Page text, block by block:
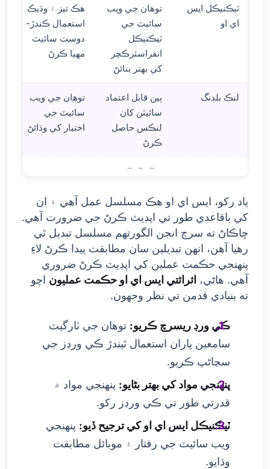
ٽيڪنيڪل ايس
اي او
توهان جي ويب
سائيٽ جي
ٽيڪنيڪل
انفراسٽرڪچر
کي بهتر بنائڻ
هڪ تيز ۽ وڌيڪ
استعمال ڪندڙ-
دوست سائيٽ
مهيا ڪرڻ
لنڪ بلڊنگ
ٻين قابل اعتماد
سائيٽن کان
لنڪس حاصل
ڪرڻ
توهان جي ويب
سائيٽ جي
اختيار کي وڌائڻ
ياد رکو، ايس اي او هڪ مسلسل عمل آهي ۽ ان
کي باقاعدي طور تي اپڊيٽ ڪرڻ جي ضرورت آهي.
ڇاڪاڻ ته سرچ انجن الگورتھم مسلسل تبديل ٿي
رهيا آهن، انهن تبديلين سان مطابقت پيدا ڪرڻ لاءِ
پنهنجي حڪمت عملين کي اپڊيٽ ڪرڻ ضروري
آهي. هاڻي، اثرائتي ايس اي او حڪمت عمليون اچو
ته بنيادي قدمن تي نظر وجهون.
ڪي ورڊ ريسرچ ڪريو: توهان جي ٽارگيٽ
سامعين پاران استعمال ٿيندڙ ڪي ورڊز جي
سڃاڻپ ڪريو.
پنهنجي مواد کي بهتر بڻايو: پنهنجي مواد ۾
قدرتي طور تي ڪي ورڊز رکو.
ٽيڪنيڪل ايس اي او کي ترجيح ڏيو: پنهنجي
ويب سائيٽ جي رفتار ۽ موبائل مطابقت
وڌايو.